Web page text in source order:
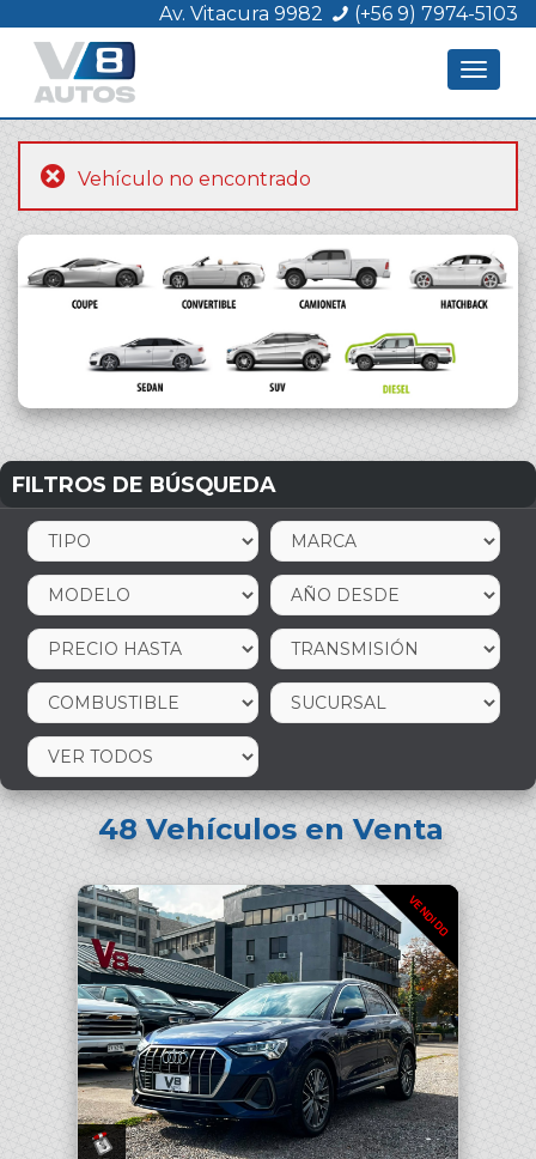
Av. Vitacura 9982 (+56 9) 7974-5103
Toggle
Vehículo no encontrado
FILTROS DE BÚSQUEDA
48Vehículos en Venta
VENDIDO